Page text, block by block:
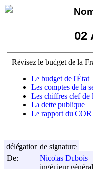
02
Révisez le budget de la
Le budget de l'État
Les comptes de la
Les chiffres clef de
La dette publique
Le rapport du COR
De:
Nicolas Dubois
ingénieur
délégation de signature